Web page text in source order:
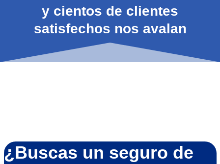
y cientos de clientes
satisfechos nos avalan
¿Buscas un seguro de